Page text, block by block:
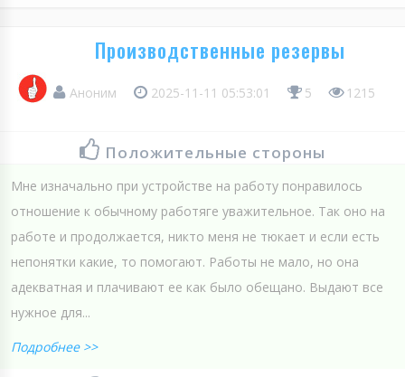
Производственные резервы
Аноним 2025-11-11 05:53:01 5 1215
Положительные стороны
Мне изначально при устройстве на работу понравилось
отношение к обычному работяге уважительное. Так оно на
работе и продолжается, никто меня не тюкает и если есть
непонятки какие, то помогают. Работы не мало, но она
адекватная и плачивают ее как было обещано. Выдают все
нужное для...
Подробнее >>